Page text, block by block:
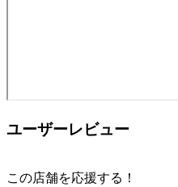
ユーザーレビュー
この店舗を応援する！